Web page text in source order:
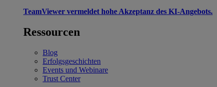
TeamViewer vermeldet hohe Akzeptanz des KI-Angebots.
Ressourcen
Blog
Erfolgsgeschichten
Events und Webinare
Trust Center